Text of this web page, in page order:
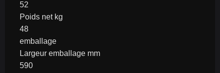
52
Poids net kg
48
emballage
Largeur emballage mm
590